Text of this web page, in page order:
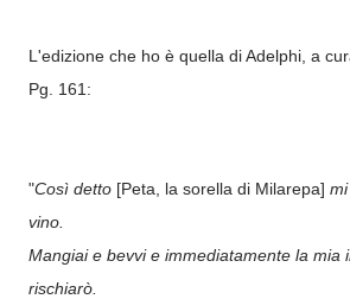
L'edizione che ho è quella di Adelphi, a
Pg. 161:
"Così detto [Peta, la sorella di Milarepa]
vino.
Mangiai e bevvi e immediatamente la mia
rischiarò.